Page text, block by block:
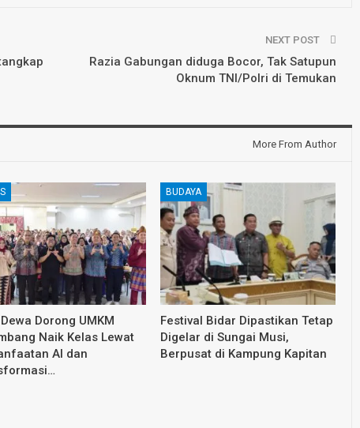
NEXT POST
Razia Gabungan diduga Bocor, Tak Satupun
Oknum TNI/Polri di Temukan
More From Author
Dorong UMKM
Naik Kelas Lewat
AI dan
BUDAYA
Festival Bidar Dipastikan Tetap
Digelar di Sungai Musi,
Berpusat di Kampung Kapitan